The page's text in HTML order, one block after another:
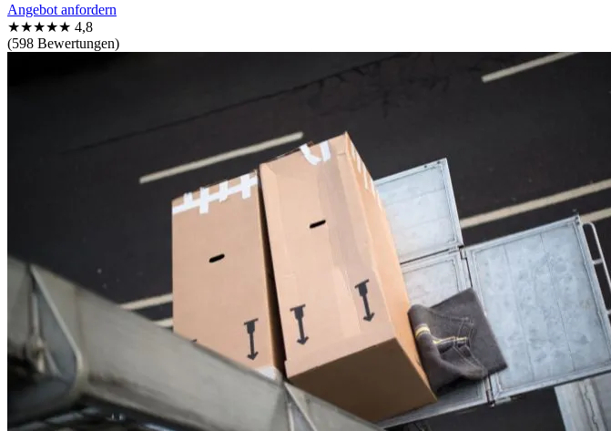
Angebot anfordern
★★★★★ 4,8
(598 Bewertungen)